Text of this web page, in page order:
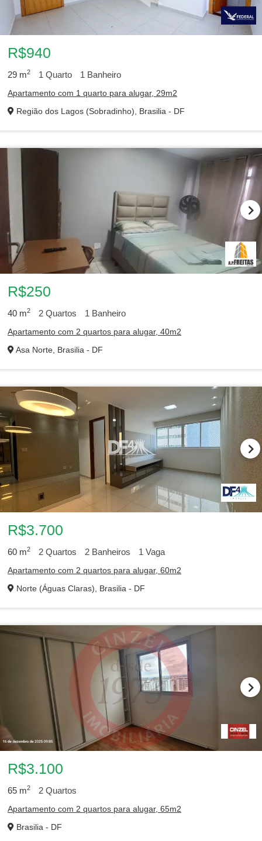
R$940
29 m2 1 Quarto 1 Banheiro
Apartamento com 1 quarto para alugar, 29m2
Região dos Lagos (Sobradinho), Brasilia - DF
R$250
40 m2 2 Quartos 1 Banheiro
Apartamento com 2 quartos para alugar, 40m2
Asa Norte, Brasilia - DF
R$3.700
60 m2 2 Quartos 2 Banheiros 1 Vaga
Apartamento com 2 quartos para alugar, 60m2
Norte (Águas Claras), Brasilia - DF
R$3.100
65 m2 2 Quartos
Apartamento com 2 quartos para alugar, 65m2
Brasilia - DF